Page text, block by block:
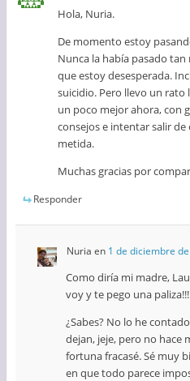
Hola, Nuria.
De momento estoy
Nunca la había pasado
que estoy desesperada.
suicidio. Pero llevo un
un poco mejor ahora, con
consejos e intentar salir
metida.
Muchas gracias por
Responder
Nuria en 1 de diciembre
Como diría mi madre,
voy y te pego una paliza!!!
¿Sabes? No lo he
dejan, jeje, pero no hace
fortuna fracasé. Sé muy
en que todo parece